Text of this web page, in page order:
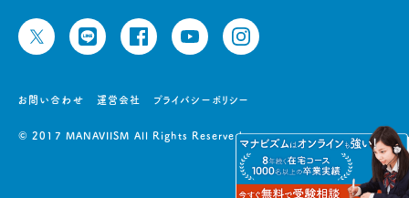
お問い合わせ 運営会社 プライバシーポリシー
© 2017 MANAVIISM All Rights Reserved.